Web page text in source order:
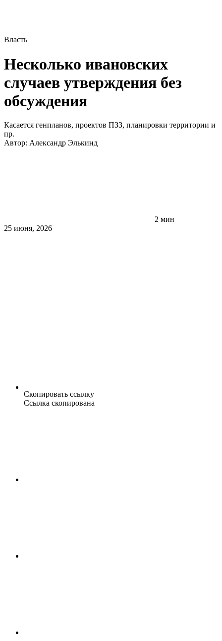
Власть
Несколько ивановских
случаев утверждения без
обсуждения
Касается генпланов, проектов ПЗЗ, планировки территории и
пр.
Автор: Александр Элькинд
2 мин
25 июня, 2026
Скопировать ссылку
Ссылка скопирована